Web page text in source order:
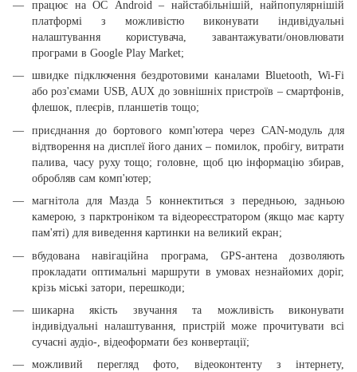
працює на ОС Android – найстабільнішій, найпопулярнішій
платформі з можливістю виконувати індивідуальні
налаштування користувача, завантажувати/оновлювати
програми в Google Play Market;
швидке підключення бездротовими каналами Bluetooth, Wi-Fi
або роз'ємами USB, AUX до зовнішніх пристроїв – смартфонів,
флешок, плеєрів, планшетів тощо;
приєднання до бортового комп'ютера через CAN-модуль для
відтворення на дисплеї його даних – помилок, пробігу, витрати
палива, часу руху тощо; головне, щоб цю інформацію збирав,
обробляв сам комп'ютер;
магнітола для Мазда 5 коннектиться з передньою, задньою
камерою, з парктроніком та відеореєстратором (якщо має карту
пам'яті) для виведення картинки на великий екран;
вбудована навігаційна програма, GPS-антена дозволяють
прокладати оптимальні маршрути в умовах незнайомих доріг,
крізь міські затори, перешкоди;
шикарна якість звучання та можливість виконувати
індивідуальні налаштування, пристрій може прочитувати всі
сучасні аудіо-, відеоформати без конвертації;
можливий перегляд фото, відеоконтенту з інтернету,